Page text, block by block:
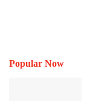
Popular Now